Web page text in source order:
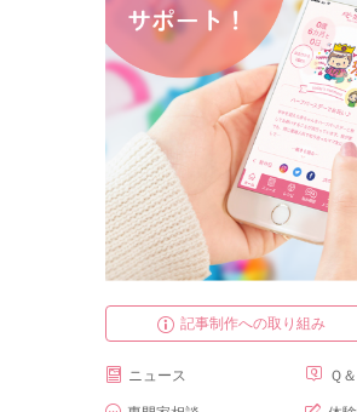
記事制作への取り組み
ニュース Ｑ